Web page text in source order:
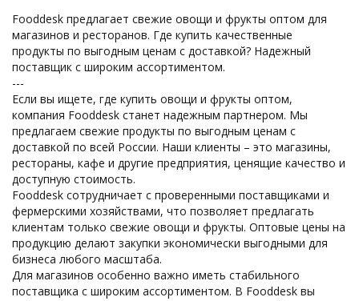
Fooddesk предлагает свежие овощи и фрукты оптом для
магазинов и ресторанов. Где купить качественные
продукты по выгодным ценам с доставкой? Надежный
поставщик с широким ассортиментом.
---
Если вы ищете, где купить овощи и фрукты оптом,
компания Fooddesk станет надежным партнером. Мы
предлагаем свежие продукты по выгодным ценам с
доставкой по всей России. Наши клиенты – это магазины,
рестораны, кафе и другие предприятия, ценящие качество и
доступную стоимость.
Fooddesk сотрудничает с проверенными поставщиками и
фермерскими хозяйствами, что позволяет предлагать
клиентам только свежие овощи и фрукты. Оптовые цены на
продукцию делают закупки экономически выгодными для
бизнеса любого масштаба.
Для магазинов особенно важно иметь стабильного
поставщика с широким ассортиментом. В Fooddesk вы